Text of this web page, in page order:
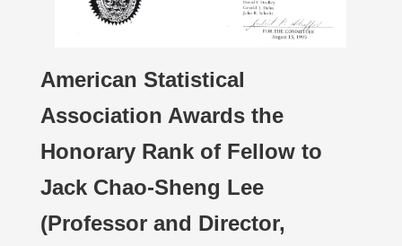
American Statistical
Association Awards the
Honorary Rank of Fellow to
Jack Chao-Sheng Lee
(Professor and Director,